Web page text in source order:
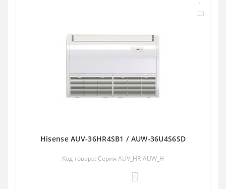
Hisense AUV-36HR4SB1 / AUW-36U4S6SD
Код товара: Серия AUV_HR-AUW_H